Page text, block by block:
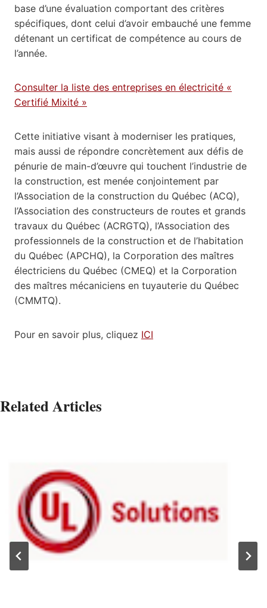
base d’une évaluation comportant des critères
spécifiques, dont celui d’avoir embauché une femme
détenant un certificat de compétence au cours de
l’année.
Consulter la liste des entreprises en électricité «
Certifié Mixité »
Cette initiative visant à moderniser les pratiques,
mais aussi de répondre concrètement aux défis de
pénurie de main-d’œuvre qui touchent l’industrie de
la construction, est menée conjointement par
l’Association de la construction du Québec (ACQ),
l’Association des constructeurs de routes et grands
travaux du Québec (ACRGTQ), l’Association des
professionnels de la construction et de l’habitation
du Québec (APCHQ), la Corporation des maîtres
électriciens du Québec (CMEQ) et la Corporation
des maîtres mécaniciens en tuyauterie du Québec
(CMMTQ).
Pour en savoir plus, cliquez ICI
Related Articles